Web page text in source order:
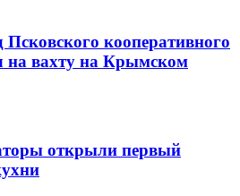
Псковского кооперативного
на вахту на Крымском
открыли первый